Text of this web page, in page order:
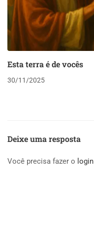
Esta terra é de vocês
30/11/2025
Deixe uma resposta
Você precisa fazer o login